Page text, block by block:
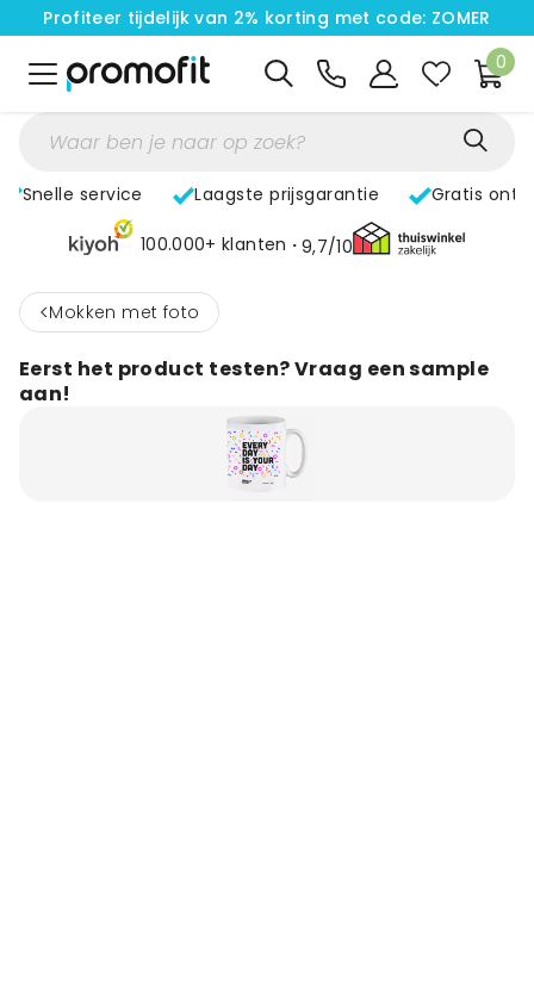
Profiteer tijdelijk van 2% korting met code: ZOMER
0
Snelle service Laagste prijsgarantie Gratis
100.000+ klanten 9,7/10
< Mokken met foto
Eerst het product testen? Vraag een sample
aan!